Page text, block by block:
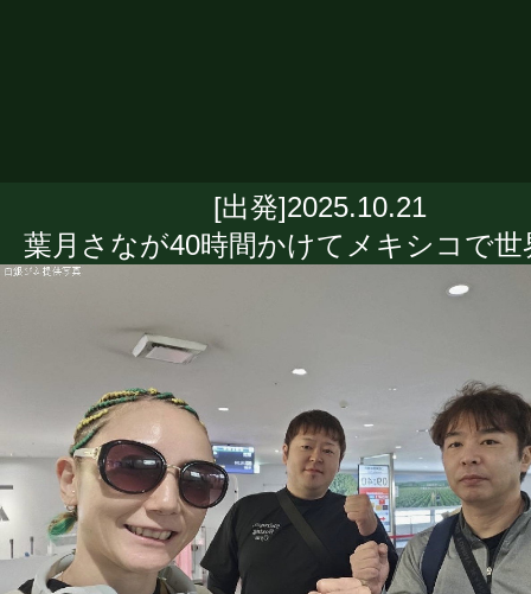
[出発]2025.10.21
葉月さなが40時間かけてメキシコで世